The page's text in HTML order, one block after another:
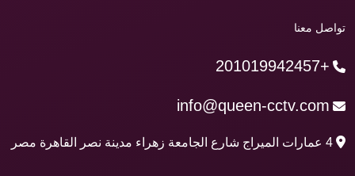
تواصل معنا
+201019942457
info@queen-cctv.com
4 عمارات الميراج شارع الجامعة زهراء مدينة نصر القاهرة مصر